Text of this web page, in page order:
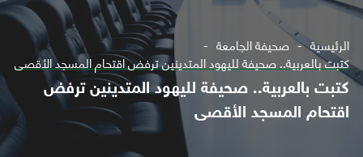
الرئيسية صحيفة الجامعة
كتبت بالعربية.. صحيفة لليهود المتدينين ترفض اقتحام المسجد الأقصى
كتبت بالعربية.. صحيفة لليهود المتدينين ترفض
اقتحام المسجد الأقصى